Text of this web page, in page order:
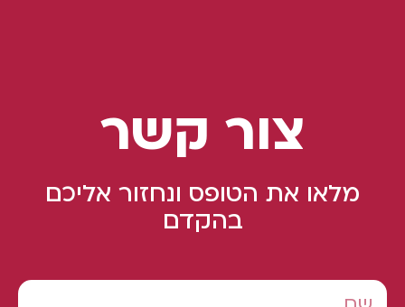
צור קשר
מלאו את הטופס ונחזור אליכם
בהקדם